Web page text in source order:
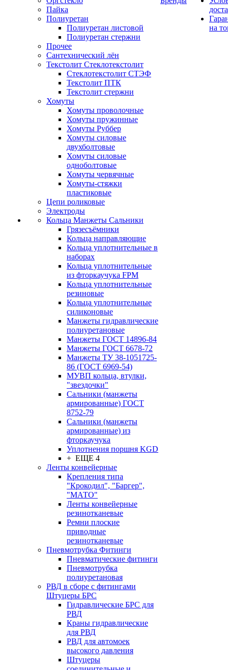
Пайка
Полиуретан
Полиуретан листовой
Полиуретан стержни
Прочее
Сантехнический лён
Текстолит Стеклотекстолит
Стеклотекстолит СТЭФ
Текстолит ПТК
Текстолит стержни
Хомуты
Хомуты проволочные
Хомуты пружинные
Хомуты Руббер
Хомуты силовые
двухболтовые
Хомуты силовые
одноболтовые
Хомуты червячные
Хомуты-стяжки
пластиковые
Цепи роликовые
Электроды
Кольца Манжеты Сальники
Грязесъёмники
Кольца направляющие
Кольца уплотнительные в
наборах
Кольца уплотнительные
из фторкаучука FPM
Кольца уплотнительные
резиновые
Кольца уплотнительные
силиконовые
Манжеты гидравлические
полиуретановые
Манжеты ГОСТ 14896-84
Манжеты ГОСТ 6678-72
Манжеты ТУ 38-1051725-
86 (ГОСТ 6969-54)
МУВП кольца, втулки,
"звездочки"
Сальники (манжеты
армированные) ГОСТ
8752-79
Сальники (манжеты
армированные) из
фторкаучука
Уплотнения поршня KGD
+ ЕЩЕ 4
Ленты конвейерные
Крепления типа
"Крокодил", "Баргер",
"МАТО"
Ленты конвейерные
резинотканевые
Ремни плоские
приводные
резинотканевые
Пневмотрубка Фитинги
Пневматические фитинги
Пневмотрубка
полиуретановая
РВД в сборе с фитингами
Штуцеры БРС
Гидравлические БРС для
РВД
Краны гидравлические
для РВД
РВД для автомоек
высокого давления
Штуцеры
на